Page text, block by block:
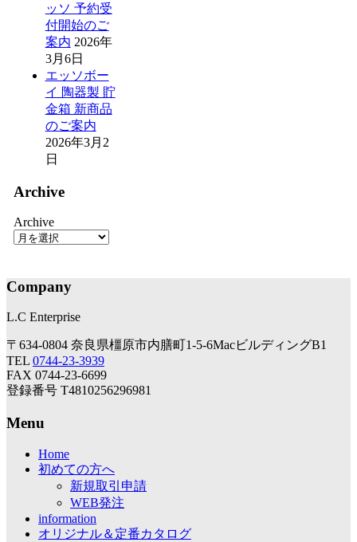
ッソ 予約受
付開始のご
案内 2026年
3月6日
エッソボー
イ 陶器製 貯
金箱 新商品
のご案内
2026年3月2
日
Archive
Archive
Company
L.C Enterprise
〒634-0804 奈良県橿原市内膳町1-5-6MacビルディングB1
TEL 0744-23-3939
FAX 0744-23-6699
登録番号 T4810256296981
Menu
Home
初めての方へ
新規取引申請
WEB発注
information
オリジナル＆定番カタログ